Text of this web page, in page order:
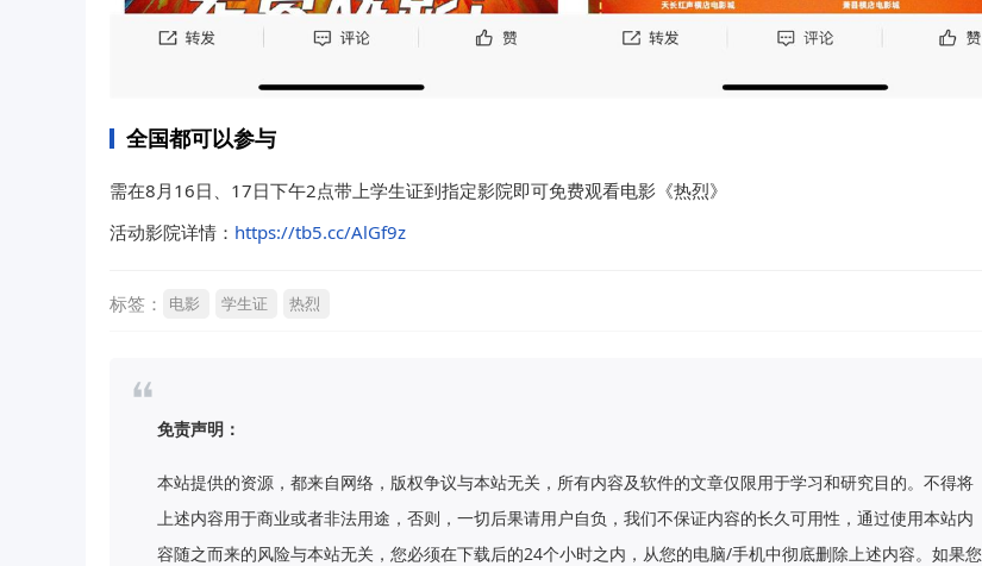
全国都可以参与
需在8月16日、17日下午2点带上学生证到指定影院即可免费观看电影《热烈》
活动影院详情： https://tb5.cc/AlGf9z
标签： 电影 学生证 热烈
免责声明：
本站提供的资源，都来自网络，版权争议与本站无关，所有内容及软件的文章仅限用于学习和研究目的。不得将
上述内容用于商业或者非法用途，否则，一切后果请用户自负，我们不保证内容的长久可用性，通过使用本站内
容随之而来的风险与本站无关，您必须在下载后的24个小时之内，从您的电脑/手机中彻底删除上述内容。如果您